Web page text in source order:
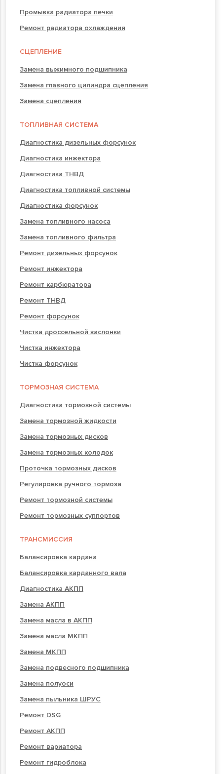
Промывка радиатора печки
Ремонт радиатора охлаждения
СЦЕПЛЕНИЕ
Замена выжимного подшипника
Замена главного цилиндра сцепления
Замена сцепления
ТОПЛИВНАЯ СИСТЕМА
Диагностика дизельных форсунок
Диагностика инжектора
Диагностика ТНВД
Диагностика топливной системы
Диагностика форсунок
Замена топливного насоса
Замена топливного фильтра
Ремонт дизельных форсунок
Ремонт инжектора
Ремонт карбюратора
Ремонт ТНВД
Ремонт форсунок
Чистка дроссельной заслонки
Чистка инжектора
Чистка форсунок
ТОРМОЗНАЯ СИСТЕМА
Диагностика тормозной системы
Замена тормозной жидкости
Замена тормозных дисков
Замена тормозных колодок
Проточка тормозных дисков
Регулировка ручного тормоза
Ремонт тормозной системы
Ремонт тормозных суппортов
ТРАНСМИССИЯ
Балансировка кардана
Балансировка карданного вала
Диагностика АКПП
Замена АКПП
Замена масла в АКПП
Замена масла МКПП
Замена МКПП
Замена подвесного подшипника
Замена полуоси
Замена пыльника ШРУС
Ремонт DSG
Ремонт АКПП
Ремонт вариатора
Ремонт гидроблока